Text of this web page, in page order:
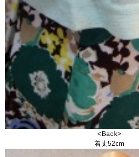
<Back>
着丈52cm